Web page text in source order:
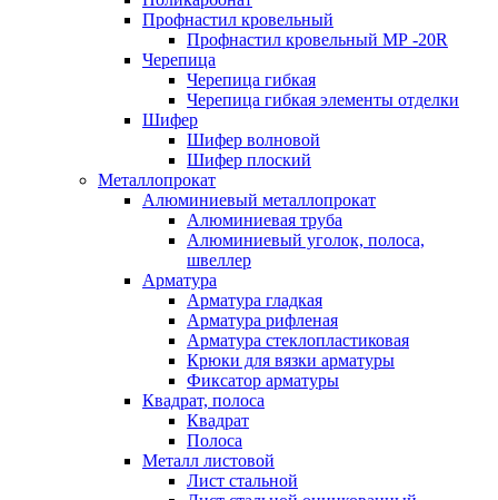
Профнастил кровельный
Профнастил кровельный МР -20R
Черепица
Черепица гибкая
Черепица гибкая элементы отделки
Шифер
Шифер волновой
Шифер плоский
Металлопрокат
Алюминиевый металлопрокат
Алюминиевая труба
Алюминиевый уголок, полоса,
швеллер
Арматура
Арматура гладкая
Арматура рифленая
Арматура стеклопластиковая
Крюки для вязки арматуры
Фиксатор арматуры
Квадрат, полоса
Квадрат
Полоса
Металл листовой
Лист стальной